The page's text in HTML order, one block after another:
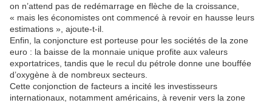
on n’attend pas de redémarrage en flèche de la croissance,
« mais les économistes ont commencé à revoir en hausse leurs
estimations », ajoute-t-il.
Enfin, la conjoncture est porteuse pour les sociétés de la zone
euro : la baisse de la monnaie unique profite aux valeurs
exportatrices, tandis que le recul du pétrole donne une bouffée
d’oxygène à de nombreux secteurs.
Cette conjonction de facteurs a incité les investisseurs
internationaux, notamment américains, à revenir vers la zone